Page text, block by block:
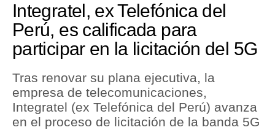
Economía
Mercados
Política
Tu Dinero
Integratel, ex Telefónica del
Perú, es calificada para
participar en la licitación del 5G
Tras renovar su plana ejecutiva, la
empresa de telecomunicaciones,
Integratel (ex Telefónica del Perú) avanza
en el proceso de licitación de la banda 5G